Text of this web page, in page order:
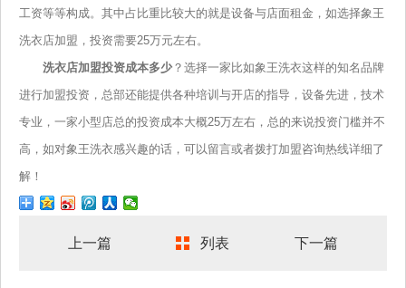
工资等等构成。其中占比重比较大的就是设备与店面租金，如选择象王
洗衣店加盟，投资需要25万元左右。
洗衣店加盟投资成本多少 ？选择一家比如象王洗衣这样的知名品牌
进行加盟投资，总部还能提供各种培训与开店的指导，设备先进，技术
专业，一家小型店总的投资成本大概25万左右，总的来说投资门槛并不
高，如对象王洗衣感兴趣的话，可以留言或者拨打加盟咨询热线详细了
解！
上一篇 列表 下一篇